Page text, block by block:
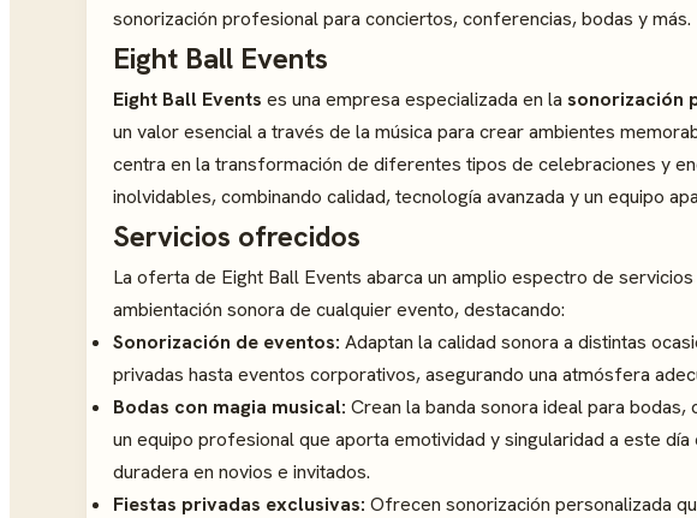
sonorización profesional para conciertos, conferencias, bodas y más.
Eight Ball Events
Eight Ball Events es una empresa especializada en la sonorización
un valor esencial a través de la música para crear ambientes
centra en la transformación de diferentes tipos de celebraciones y
inolvidables, combinando calidad, tecnología avanzada y un equipo
Servicios ofrecidos
La oferta de Eight Ball Events abarca un amplio espectro de
ambientación sonora de cualquier evento, destacando:
Sonorización de eventos: Adaptan la calidad sonora a distintas
privadas hasta eventos corporativos, asegurando una atmósfera
Bodas con magia musical: Crean la banda sonora ideal para
un equipo profesional que aporta emotividad y singularidad a este
duradera en novios e invitados.
Fiestas privadas exclusivas: Ofrecen sonorización personalizada